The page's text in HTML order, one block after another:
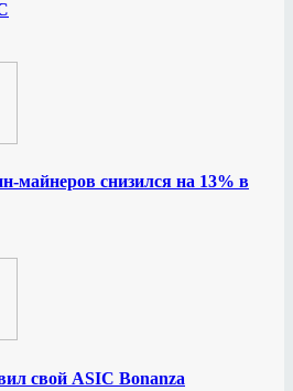
майнеров снизился на 13% в
свой ASIC Bonanza